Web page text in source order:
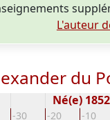
L'auteur
du
-30 -20 -10
Né(e) 1852